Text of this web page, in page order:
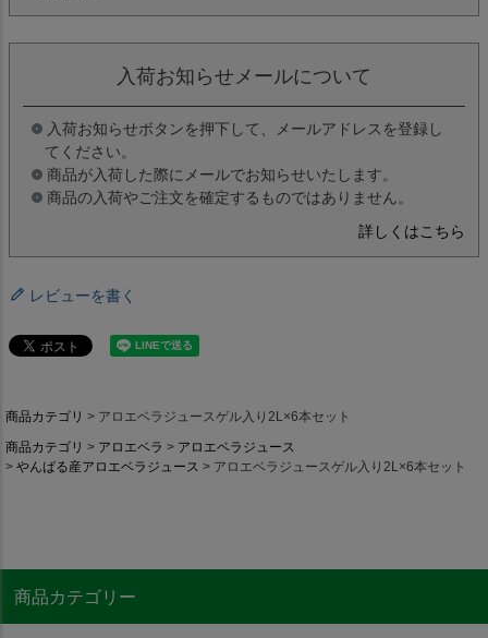
入荷お知らせメールについて
入荷お知らせボタンを押下して、メールアドレスを登録し
てください。
商品が入荷した際にメールでお知らせいたします。
商品の入荷やご注文を確定するものではありません。
詳しくはこちら
レビューを書く
商品カテゴリ
アロエベラジュースゲル入り2L×6本セット
商品カテゴリ
アロエベラ
アロエベラジュース
やんばる産アロエベラジュース
アロエベラジュースゲル入り2L×6本セット
商品カテゴリー